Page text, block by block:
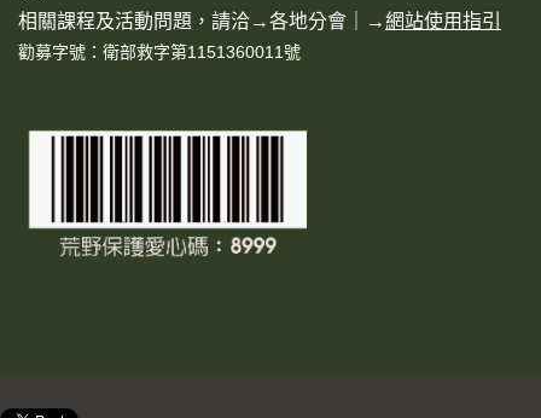
相關課程及活動問題，請洽→各地分會 ｜→網站使用指引
勸募字號：衛部救字第1151360011號